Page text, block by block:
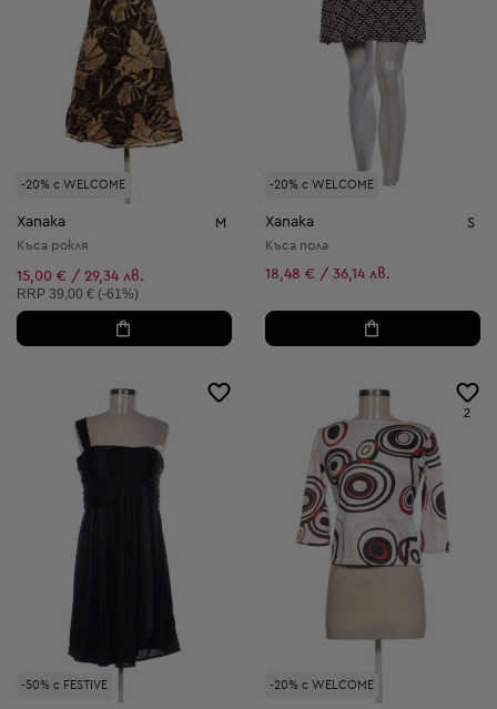
-20% с WELCOME
Xanaka M
Къса рокля
15,00 € / 29,34 лв.
Препоръчителна цена:
RRP 39,00 € (-61%)
-20% с WELCOME
Xanaka S
Къса пола
18,48 € / 36,14 лв.
-50% с FESTIVE -20% с WELCOME
2